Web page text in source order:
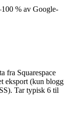
% av Google-
fra Squarespace
eksport (kun blogg
Tar typisk 6 til